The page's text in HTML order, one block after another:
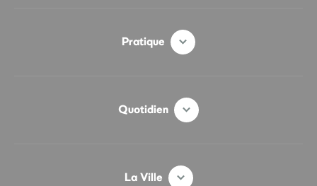
Pratique
Quotidien
La Ville